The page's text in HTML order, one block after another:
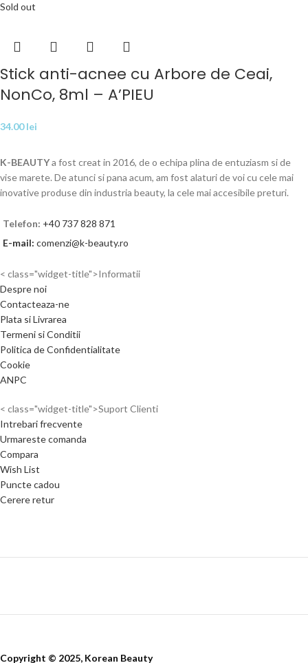
Sold out
Stick anti-acnee cu Arbore de Ceai,
NonCo, 8ml – A’PIEU
34.00lei
K-BEAUTYa fost creat in 2016, de o echipa plina de entuziasm si de
vise marete. De atunci si pana acum, am fost alaturi de voi cu cele mai
inovative produse din industria beauty, la cele mai accesibile preturi.
Telefon: +40 737 828 871
E-mail: comenzi@k-beauty.ro
< class="widget-title">Informatii
Despre noi
Contacteaza-ne
Plata si Livrarea
Termeni si Conditii
Politica de Confidentialitate
Cookie
ANPC
< class="widget-title">Suport Clienti
Intrebari frecvente
Urmareste comanda
Compara
Wish List
Puncte cadou
Cerere retur
Copyright © 2025, Korean Beauty